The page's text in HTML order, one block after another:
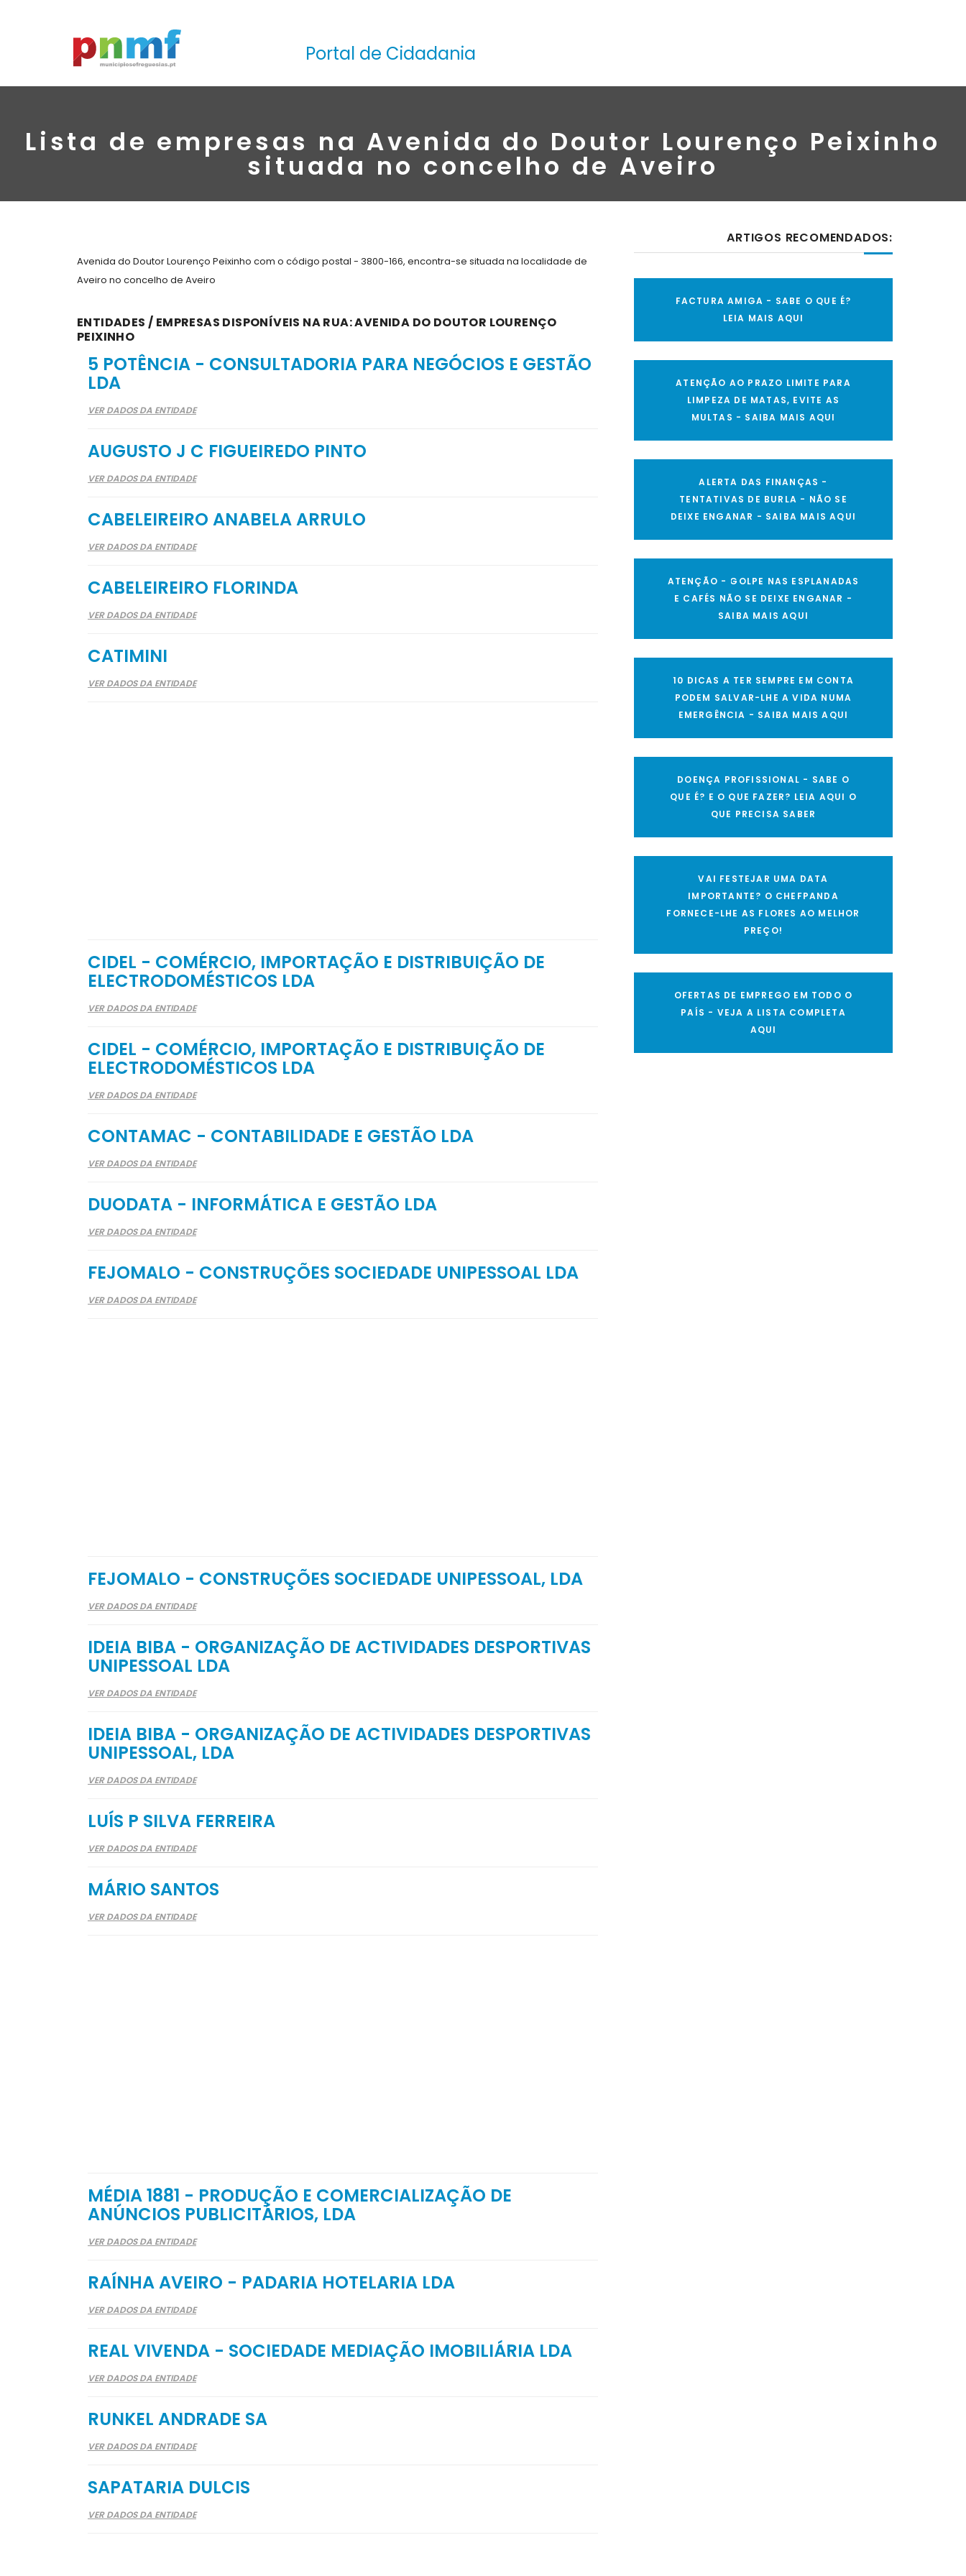
Portal de Cidadania
Lista de empresas na Avenida do Doutor Lourenço Peixinho
situada no concelho de Aveiro
Avenida do Doutor Lourenço Peixinho com o código postal - 3800-166, encontra-se situada na localidade de
Aveiro no concelho de Aveiro
ENTIDADES / EMPRESAS DISPONÍVEIS NA RUA: AVENIDA DO DOUTOR LOURENÇO
PEIXINHO
5 POTÊNCIA - CONSULTADORIA PARA NEGÓCIOS E GESTÃO
LDA
VER DADOS DA ENTIDADE
AUGUSTO J C FIGUEIREDO PINTO
VER DADOS DA ENTIDADE
CABELEIREIRO ANABELA ARRULO
VER DADOS DA ENTIDADE
CABELEIREIRO FLORINDA
VER DADOS DA ENTIDADE
CATIMINI
VER DADOS DA ENTIDADE
CIDEL - COMÉRCIO, IMPORTAÇÃO E DISTRIBUIÇÃO DE
ELECTRODOMÉSTICOS LDA
VER DADOS DA ENTIDADE
CIDEL - COMÉRCIO, IMPORTAÇÃO E DISTRIBUIÇÃO DE
ELECTRODOMÉSTICOS LDA
VER DADOS DA ENTIDADE
CONTAMAC - CONTABILIDADE E GESTÃO LDA
VER DADOS DA ENTIDADE
DUODATA - INFORMÁTICA E GESTÃO LDA
VER DADOS DA ENTIDADE
FEJOMALO - CONSTRUÇÕES SOCIEDADE UNIPESSOAL LDA
VER DADOS DA ENTIDADE
FEJOMALO - CONSTRUÇÕES SOCIEDADE UNIPESSOAL, LDA
VER DADOS DA ENTIDADE
IDEIA BIBA - ORGANIZAÇÃO DE ACTIVIDADES DESPORTIVAS
UNIPESSOAL LDA
VER DADOS DA ENTIDADE
IDEIA BIBA - ORGANIZAÇÃO DE ACTIVIDADES DESPORTIVAS
UNIPESSOAL, LDA
VER DADOS DA ENTIDADE
LUÍS P SILVA FERREIRA
VER DADOS DA ENTIDADE
MÁRIO SANTOS
VER DADOS DA ENTIDADE
MÉDIA 1881 - PRODUÇÃO E COMERCIALIZAÇÃO DE
ANÚNCIOS PUBLICITÁRIOS, LDA
VER DADOS DA ENTIDADE
RAÍNHA AVEIRO - PADARIA HOTELARIA LDA
VER DADOS DA ENTIDADE
REAL VIVENDA - SOCIEDADE MEDIAÇÃO IMOBILIÁRIA LDA
VER DADOS DA ENTIDADE
RUNKEL ANDRADE SA
VER DADOS DA ENTIDADE
SAPATARIA DULCIS
VER DADOS DA ENTIDADE
ARTIGOS RECOMENDADOS:
FACTURA AMIGA - SABE O QUE É?
LEIA MAIS AQUI
ATENÇÃO AO PRAZO LIMITE PARA
LIMPEZA DE MATAS, EVITE AS
MULTAS - SAIBA MAIS AQUI
ALERTA DAS FINANÇAS -
TENTATIVAS DE BURLA - NÃO SE
DEIXE ENGANAR - SAIBA MAIS AQUI
ATENÇÃO - GOLPE NAS ESPLANADAS
E CAFÉS NÃO SE DEIXE ENGANAR -
SAIBA MAIS AQUI
10 DICAS A TER SEMPRE EM CONTA
PODEM SALVAR-LHE A VIDA NUMA
EMERGÊNCIA - SAIBA MAIS AQUI
DOENÇA PROFISSIONAL - SABE O
QUE É? E O QUE FAZER? LEIA AQUI O
QUE PRECISA SABER
VAI FESTEJAR UMA DATA
IMPORTANTE? O CHEFPANDA
FORNECE-LHE AS FLORES AO MELHOR
PREÇO!
OFERTAS DE EMPREGO EM TODO O
PAÍS - VEJA A LISTA COMPLETA
AQUI